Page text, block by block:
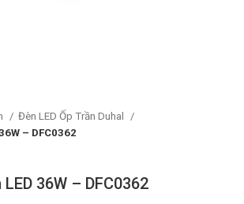
Đèn LED Ốp Trần Duhal
– DFC0362
36W – DFC0362